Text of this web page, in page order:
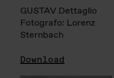
GUSTAV Dettaglio
Fotografo: Lorenz
Sternbach
Download